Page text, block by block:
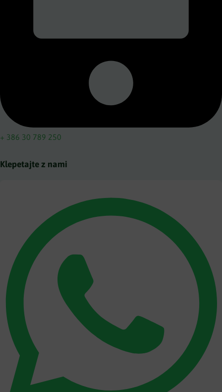
+ 386 30 789 250
Klepetajte z nami